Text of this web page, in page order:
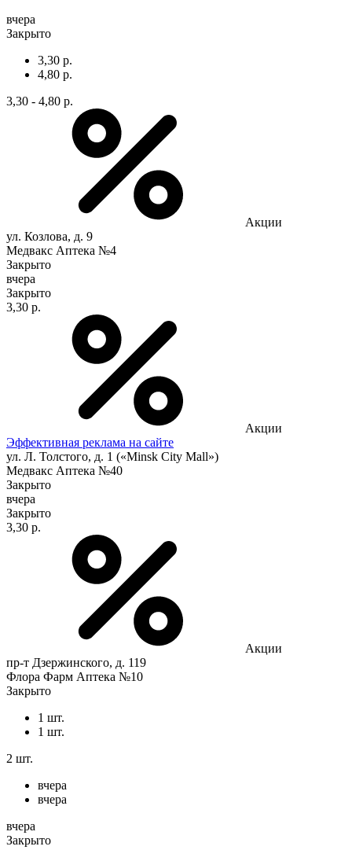
вчера
Закрыто
3,30 р.
4,80 р.
3,30 - 4,80 р.
Акции
ул. Козлова, д. 9
Медвакс Аптека №4
Закрыто
вчера
Закрыто
3,30 р.
Акции
Эффективная реклама на сайте
ул. Л. Толстого, д. 1 («Minsk City Mall»)
Медвакс Аптека №40
Закрыто
вчера
Закрыто
3,30 р.
Акции
пр-т Дзержинского, д. 119
Флора Фарм Аптека №10
Закрыто
1 шт.
1 шт.
2 шт.
вчера
вчера
вчера
Закрыто